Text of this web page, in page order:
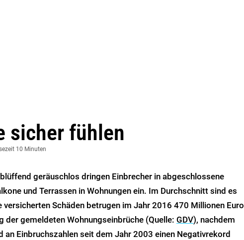
sicher fühlen
10 Minuten
geräuschlos dringen Einbrecher in abgeschlossene
und Terrassen in Wohnungen ein. Im Durchschnitt sind es
versicherten Schäden betrugen im Jahr 2016 470 Millionen Euro
der gemeldeten Wohnungseinbrüche (Quelle: GDV), nachdem
Einbruchszahlen seit dem Jahr 2003 einen Negativrekord